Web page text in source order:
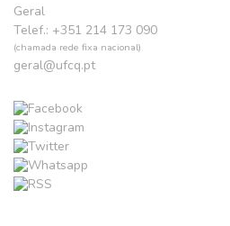
Geral
Telef.: +351 214 173 090
(chamada rede fixa nacional)
geral@ufcq.pt